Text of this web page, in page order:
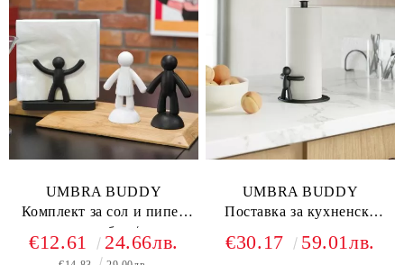
UMBRA BUDDY
Комплект за сол и пипер
със магнит, бял / черен
€12.61 24.66лв.
UMBRA BUDDY
Поставка за кухненска
€30.17 59.01лв.